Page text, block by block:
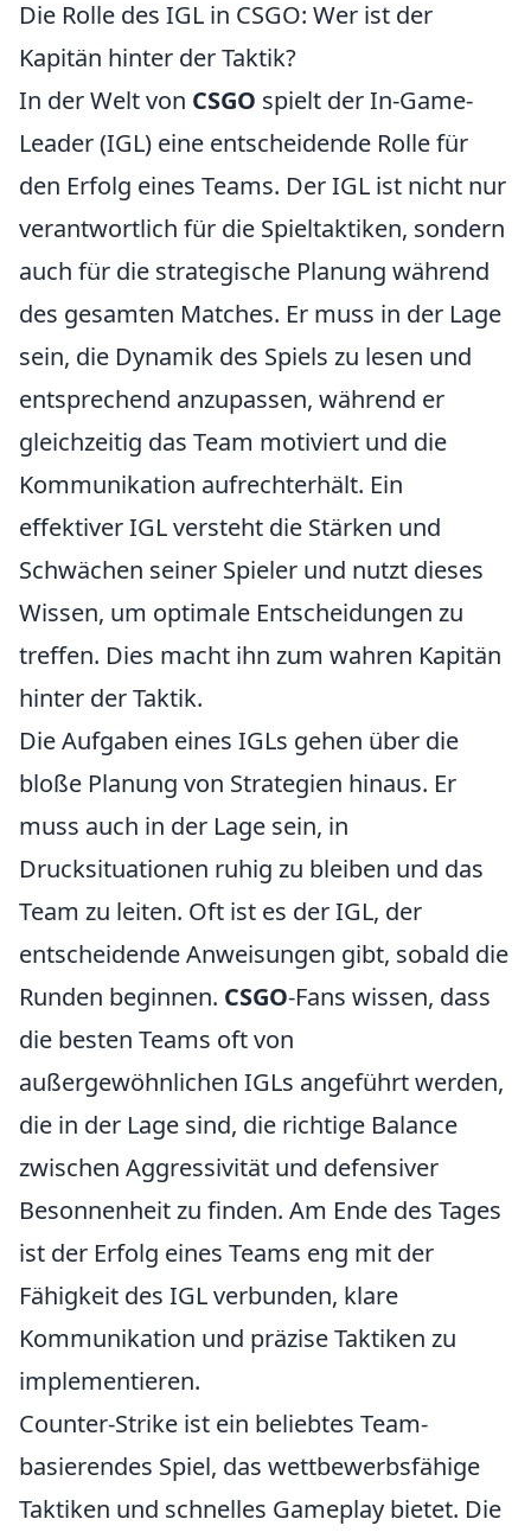
Die Rolle des IGL in CSGO: Wer ist der
Kapitän hinter der Taktik?
In der Welt von CSGO spielt der In-Game-
Leader (IGL) eine entscheidende Rolle für
den Erfolg eines Teams. Der IGL ist nicht nur
verantwortlich für die Spieltaktiken, sondern
auch für die strategische Planung während
des gesamten Matches. Er muss in der Lage
sein, die Dynamik des Spiels zu lesen und
entsprechend anzupassen, während er
gleichzeitig das Team motiviert und die
Kommunikation aufrechterhält. Ein
effektiver IGL versteht die Stärken und
Schwächen seiner Spieler und nutzt dieses
Wissen, um optimale Entscheidungen zu
treffen. Dies macht ihn zum wahren Kapitän
hinter der Taktik.
Die Aufgaben eines IGLs gehen über die
bloße Planung von Strategien hinaus. Er
muss auch in der Lage sein, in
Drucksituationen ruhig zu bleiben und das
Team zu leiten. Oft ist es der IGL, der
entscheidende Anweisungen gibt, sobald die
Runden beginnen. CSGO-Fans wissen, dass
die besten Teams oft von
außergewöhnlichen IGLs angeführt werden,
die in der Lage sind, die richtige Balance
zwischen Aggressivität und defensiver
Besonnenheit zu finden. Am Ende des Tages
ist der Erfolg eines Teams eng mit der
Fähigkeit des IGL verbunden, klare
Kommunikation und präzise Taktiken zu
implementieren.
Counter-Strike ist ein beliebtes Team-
basierendes Spiel, das wettbewerbsfähige
Taktiken und schnelles Gameplay bietet. Die